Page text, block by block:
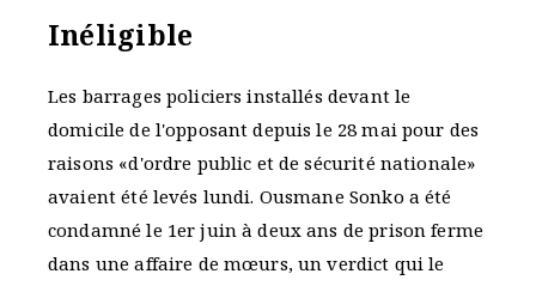
Inéligible
Les barrages policiers installés devant le
domicile de l'opposant depuis le 28 mai pour des
raisons «d'ordre public et de sécurité nationale»
avaient été levés lundi. Ousmane Sonko a été
condamné le 1er juin à deux ans de prison ferme
dans une affaire de mœurs, un verdict qui le